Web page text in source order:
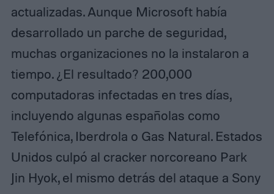
actualizadas. Aunque Microsoft había
desarrollado un parche de seguridad,
muchas organizaciones no la instalaron a
tiempo. ¿El resultado? 200,000
computadoras infectadas en tres días,
incluyendo algunas españolas como
Telefónica, Iberdrola o Gas Natural. Estados
Unidos culpó al cracker norcoreano Park
Jin Hyok, el mismo detrás del ataque a Sony